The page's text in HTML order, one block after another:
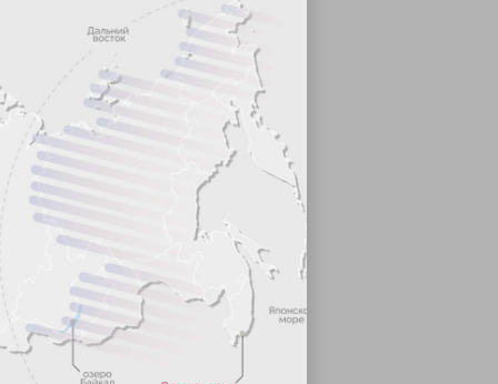
от